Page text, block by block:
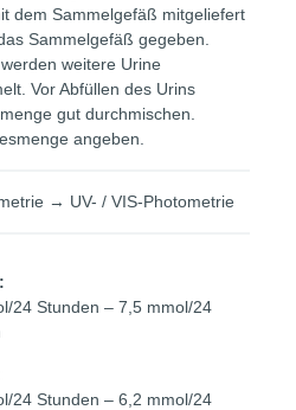
dem Sammelgefäß mitgeliefert
Sammelgefäß gegeben.
weitere Urine
Vor Abfüllen des Urins
gut durchmischen.
angeben.
→ UV- / VIS-Photometrie
24 Stunden – 7,5 mmol/24
24 Stunden – 6,2 mmol/24